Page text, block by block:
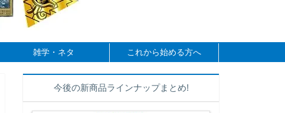
雑学・ネタ これから始める方へ
今後の新商品ラインナップまとめ!